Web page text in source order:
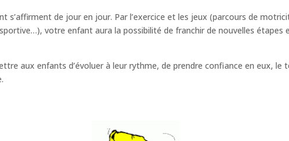
s’affirment de jour en jour. Par l’exercice et les jeux (parcours de
votre enfant aura la possibilité de franchir de nouvelles étapes
aux enfants d’évoluer à leur rythme, de prendre confiance en eux, le